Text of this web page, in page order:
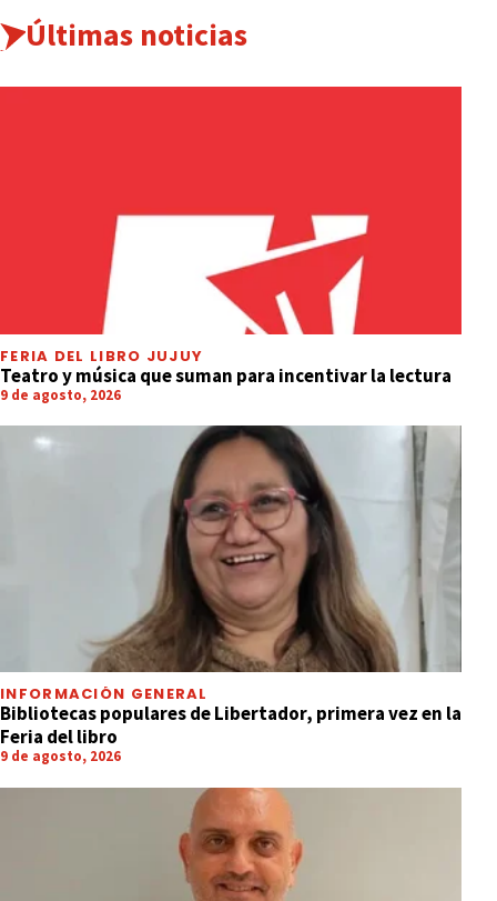
Últimas noticias
FERIA DEL LIBRO JUJUY
Teatro y música que suman para incentivar la lectura
9 de agosto, 2026
INFORMACIÓN GENERAL
Bibliotecas populares de Libertador, primera vez en la
Feria del libro
9 de agosto, 2026